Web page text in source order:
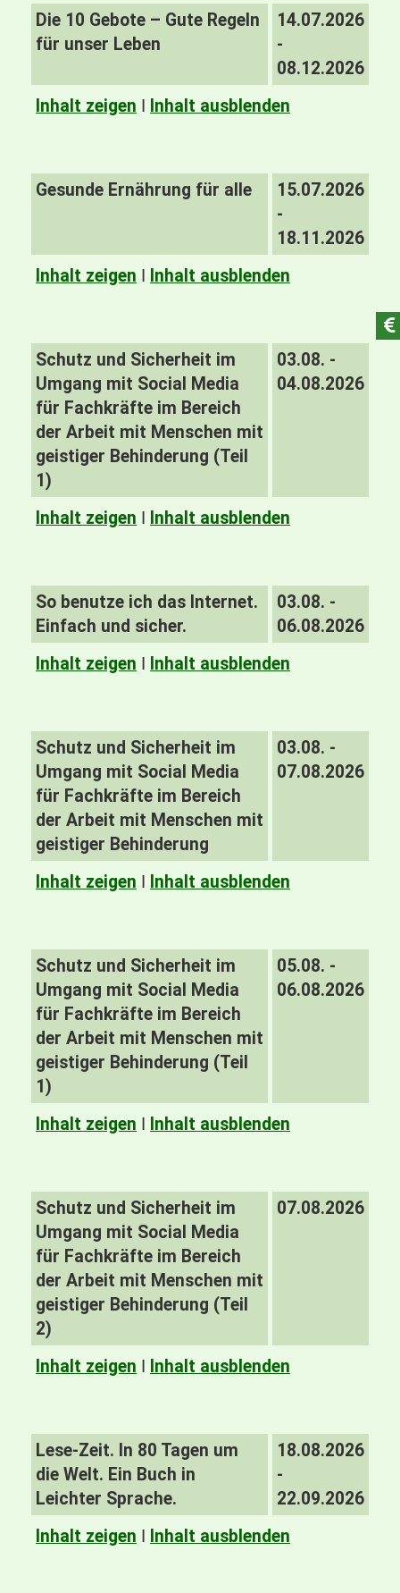
Die 10 Gebote – Gute Regeln
für unser Leben
14.07.2026
-
08.12.2026
Inhalt zeigen I Inhalt ausblenden
Gesunde Ernährung für alle
15.07.2026
-
18.11.2026
Inhalt zeigen I Inhalt ausblenden
Schutz und Sicherheit im
Umgang mit Social Media
für Fachkräfte im Bereich
der Arbeit mit Menschen mit
geistiger Behinderung (Teil
1)
03.08. -
04.08.2026
Inhalt zeigen I Inhalt ausblenden
So benutze ich das Internet.
Einfach und sicher.
03.08. -
06.08.2026
Inhalt zeigen I Inhalt ausblenden
Schutz und Sicherheit im
Umgang mit Social Media
für Fachkräfte im Bereich
der Arbeit mit Menschen mit
geistiger Behinderung
03.08. -
07.08.2026
Inhalt zeigen I Inhalt ausblenden
Schutz und Sicherheit im
Umgang mit Social Media
für Fachkräfte im Bereich
der Arbeit mit Menschen mit
geistiger Behinderung (Teil
1)
05.08. -
06.08.2026
Inhalt zeigen I Inhalt ausblenden
Schutz und Sicherheit im
Umgang mit Social Media
für Fachkräfte im Bereich
der Arbeit mit Menschen mit
geistiger Behinderung (Teil
2)
07.08.2026
Inhalt zeigen I Inhalt ausblenden
Lese-Zeit. In 80 Tagen um
die Welt. Ein Buch in
Leichter Sprache.
18.08.2026
-
22.09.2026
Inhalt zeigen I Inhalt ausblenden